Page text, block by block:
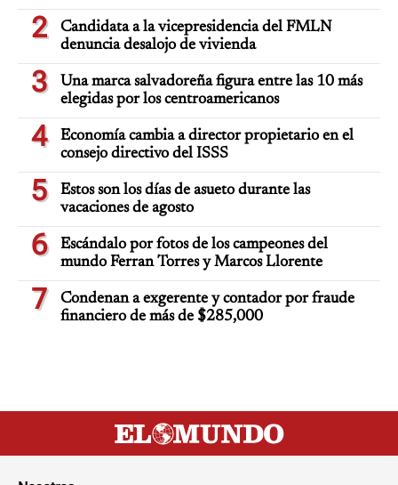
2
Candidata a la vicepresidencia del FMLN
denuncia desalojo de vivienda
3
Una marca salvadoreña figura entre las 10 más
elegidas por los centroamericanos
4
Economía cambia a director propietario en el
consejo directivo del ISSS
5
Estos son los días de asueto durante las
vacaciones de agosto
6
Escándalo por fotos de los campeones del
mundo Ferran Torres y Marcos Llorente
7
Condenan a exgerente y contador por fraude
financiero de más de $285,000